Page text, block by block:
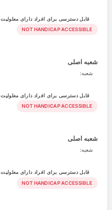
قابل دسترسی برای افراد دارای معلولیت
NOT HANDICAP ACCESSIBLE
شعبه اصلی
شعبه:
قابل دسترسی برای افراد دارای معلولیت
NOT HANDICAP ACCESSIBLE
شعبه اصلی
شعبه:
قابل دسترسی برای افراد دارای معلولیت
NOT HANDICAP ACCESSIBLE